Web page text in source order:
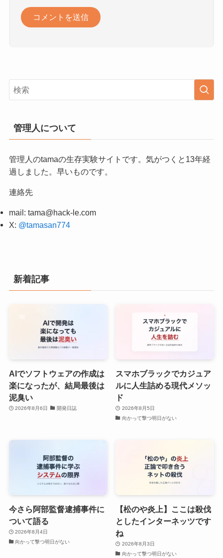
管理人について
管理人のtamaの生存実験サイトです。気がつくと13年経
過しました。早いものです。
連絡先
mail: tama@hack-le.com
X: @tamasan774
新着記事
AIでソフトウェアの作成は
楽になったが、結局最後は
泥臭い
2026年8月6日 開発日誌
スマホブラックでカジュア
ルに人生詰める現代メソッ
ド
2026年8月5日
向かって撃つ明日がない
今さら阿部監督逮捕事件に
ついて語る
2026年8月4日
向かって撃つ明日がない
【松のや炎上】ここは殺伐
としたインターネッツです
ね
2026年8月3日
向かって撃つ明日がない